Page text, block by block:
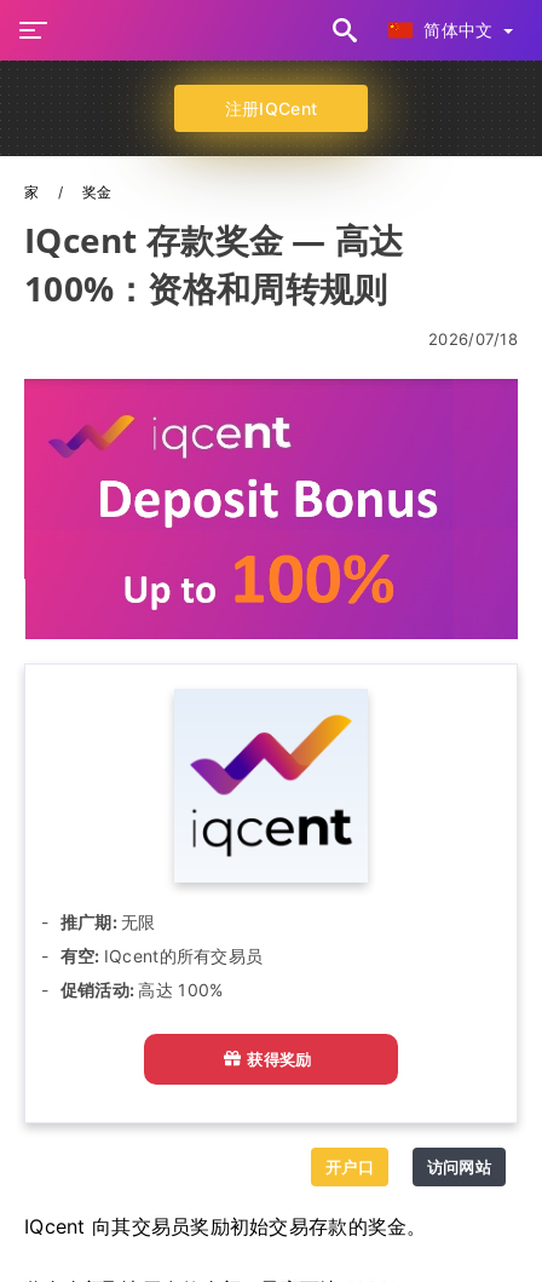
简体中文
注册IQCent
家 奖金
IQcent 存款奖金 — 高达
100%：资格和周转规则
2026/07/18
推广期:无限
有空: IQcent的所有交易员
促销活动:高达 100%
获得奖励
开户口 访问网站
IQcent 向其交易员奖励初始交易存款的奖金。